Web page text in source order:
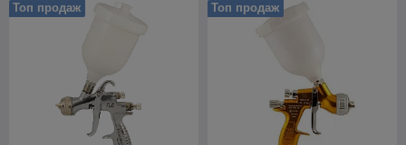
Топ продаж Топ продаж